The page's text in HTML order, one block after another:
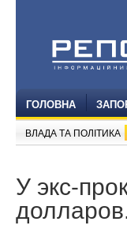
ГОЛОВНА
ВЛАДА ТА ПОЛІТИКА
У экс-